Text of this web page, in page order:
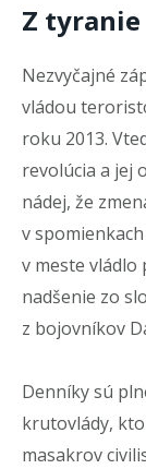
Z
Nezvyčajné
vládou
roku 2013.
revolúcia a jej
nádej, že
v
v meste vládlo
nadšenie zo
z bojovníkov
Denníky sú
krutovlády,
masakrov